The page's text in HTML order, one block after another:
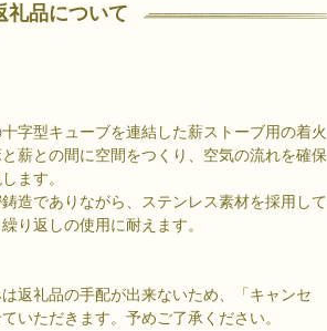
礼品について
字型キューブを連結した薪ストーブ用の着火
薪との間に空間をつくり、空気の流れを確保
ます。
造でありながら、ステンレス素材を採用して
り返しの使用に耐えます。
返礼品の手配が出来ないため、「キャンセ
いただきます。予めご了承ください。